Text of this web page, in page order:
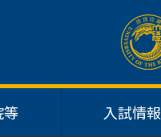
等 入試情報